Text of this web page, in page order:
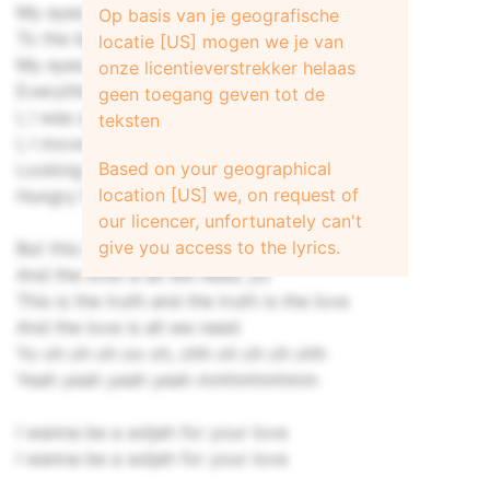
My eyes have finally adjusted
To the light down here below
My eyes can finally see
Everything real that's real to me
I, I was a hungry soldier
I, I move like a broken train
Looking for the way to go
Hungry for a little brain
But this is the truth and the truth is the love
And the love is all we need, yo
This is the truth and the truth is the love
And the love is all we need
Yo oh oh oh oo oh, ohh oh oh oh ohh
Yeah yeah yeah yeah mmhmhmhmm
I wanna be a soljah for your love
I wanna be a soljah for your love
Op basis van je geografische
locatie [US] mogen we je van
onze licentieverstrekker helaas
geen toegang geven tot de
teksten
Based on your geographical
location [US] we, on request of
our licencer, unfortunately can't
give you access to the lyrics.